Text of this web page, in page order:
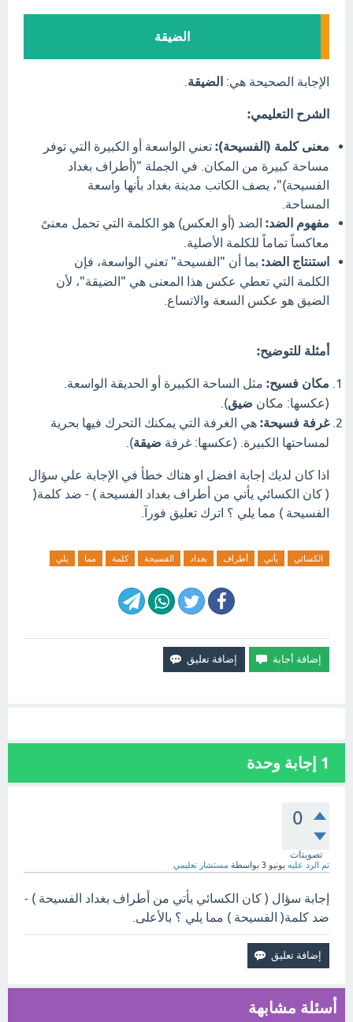
الضيقة
الإجابة الصحيحة هي: الضيقة
الشرح التعليمي:
معنى كلمة (الفسيحة): تعني الواسعة أو الكبيرة التي توفر
مساحة كبيرة من المكان. في الجملة "(أطراف بغداد
الفسيحة)"، يصف الكاتب مدينة بغداد بأنها واسعة
المساحة.
مفهوم الضد: الضد (أو العكس) هو الكلمة التي تحمل معنىً
معاكساً تماماً للكلمة الأصلية.
استنتاج الضد: بما أن "الفسيحة" تعني الواسعة، فإن
الكلمة التي تعطي عكس هذا المعنى هي "الضيقة"، لأن
الضيق هو عكس السعة والاتساع.
أمثلة للتوضيح:
مكان فسيح: مثل الساحة الكبيرة أو الحديقة الواسعة.
(عكسها: مكان ضيق).
غرفة فسيحة: هي الغرفة التي يمكنك التحرك فيها بحرية
لمساحتها الكبيرة. (عكسها: غرفة ضيقة).
اذا كان لديك إجابة افضل او هناك خطأ في الإجابة علي سؤال
( كان الكسائي يأتي من أطراف بغداد الفسيحة ) - ضد كلمة(
الفسيحة ) مما يلي ؟ اترك تعليق فورآ.
الكسائي يأتي أطراف بغداد الفسيحة كلمة مما يلي
1 إجابة وحدة
0
تصويتات
تم الرد عليه يونيو 3 بواسطة مستشار تعليمي
إجابة سؤال ( كان الكسائي يأتي من أطراف بغداد الفسيحة ) -
ضد كلمة( الفسيحة ) مما يلي ؟ بالأعلى.
أسئلة مشابهة